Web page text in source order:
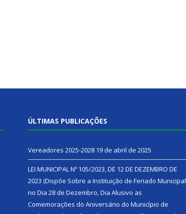
ÚLTIMAS PUBLICAÇÕES
Vereadores 2025-2028 19 de abril de 2025
LEI MUNICIPAL Nº 105/2023, DE 12 DE DEZEMBRO DE
2023 (Dispõe Sobre a Instituição de Feriado Municipal
no Dia 28 de Dezembro, Dia Alusivo as
Comemorações do Aniversário do Município de